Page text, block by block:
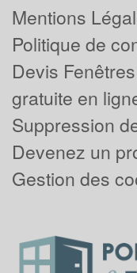
Mentions
Politique de
Devis
gratuite en
Suppression
Devenez un
Gestion des